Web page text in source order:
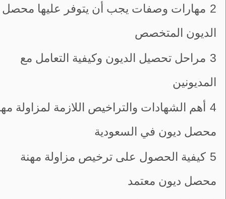
2 مهارات وصفات يجب أن يتوفر عليها محصل
الديون المتخصص
3 مراحل تحصيل الديون وكيفية التعامل مع
المديونين
4 أهم الشهادات والتراخيص اللازمة لمزاولة
محصل ديون في السعودية
5 كيفية الحصول على ترخيص مزاولة مهنة
محصل ديون معتمد